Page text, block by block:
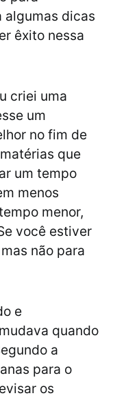
algumas dicas
êxito nessa
criei uma
um
no fim de
que
um tempo
menos
menor,
você estiver
não para
e
quando
a
para o
os